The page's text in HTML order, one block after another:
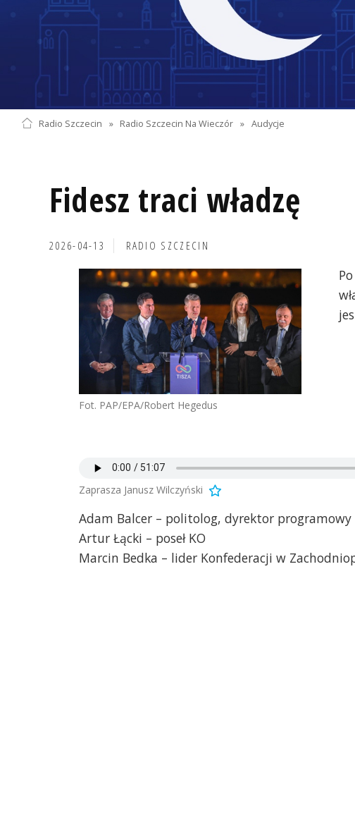
Radio Szczecin » Radio Szczecin Na Wieczór » Audycje
Fidesz traci władzę
2026-04-13 RADIO SZCZECIN
Fot. PAP/EPA/Robert Hegedus
Zaprasza Janusz Wilczyński
Adam Balcer – politolog, dyrektor
Artur Łącki – poseł KO
Marcin Bedka – lider Konfederacji w